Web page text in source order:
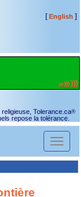
[English ]
Tolerance.ca®
repose la tolérance.
Toggle